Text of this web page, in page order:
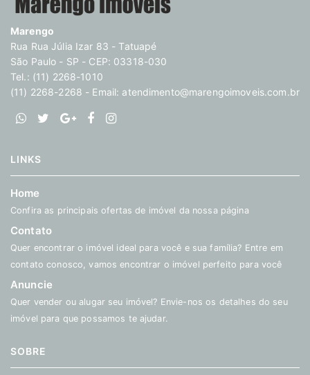
Marengo
Rua Rua Júlia Izar 83 - Tatuapé
São Paulo - SP - CEP: 03318-030
Tel.: (11) 2268-1010
(11) 2268-2268 - Email: atendimento@marengoimoveis.com.br
LINKS
Home
Confira as principais ofertas de imóvel da nossa página
Contato
Quer encontrar o imóvel ideal para você e sua família? Entre em
contato conosco, vamos encontrar o imóvel perfeito para você
Anuncie
Quer vender ou alugar seu imóvel? Envie-nos os detalhes do seu
imóvel para que possamos te ajudar.
SOBRE